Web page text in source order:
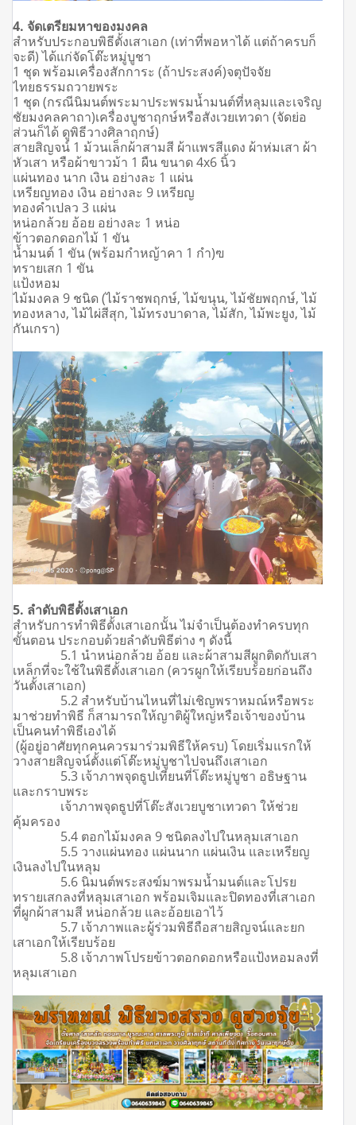
4. จัดเตรียมหาของมงคล
สำหรับประกอบพิธีตั้งเสาเอก (เท่าที่พอหาได้ แต่ถ้าครบก็
จะดี) ได้แก่จัดโต๊ะหมู่บูชา
1 ชุด พร้อมเครื่องสักการะ (ถ้าประสงค์)จตุปัจจัย
ไทยธรรมถวายพระ
1 ชุด (กรณีนิมนต์พระมาประพรมน้ำมนต์ที่หลุมและเจริญ
ชัยมงคลคาถา)เครื่องบูชาฤกษ์หรือสังเวยเทวดา (จัดย่อ
ส่วนก็ได้ ดูพิธีวางศิลาฤกษ์)
สายสิญจน์ 1 ม้วนเล็กผ้าสามสี ผ้าแพรสีแดง ผ้าห่มเสา ผ้า
หัวเสา หรือผ้าขาวม้า 1 ผืน ขนาด 4x6 นิ้ว
แผ่นทอง นาก เงิน อย่างละ 1 แผ่น
เหรียญทอง เงิน อย่างละ 9 เหรียญ
ทองคำเปลว 3 แผ่น
หน่อกล้วย อ้อย อย่างละ 1 หน่อ
ข้าวตอกดอกไม้ 1 ขัน
น้ำมนต์ 1 ขัน (พร้อมกำหญ้าคา 1 กำ)ฃ
ทรายเสก 1 ขัน
แป้งหอม
ไม้มงคล 9 ชนิด (ไม้ราชพฤกษ์, ไม้ขนุน, ไม้ชัยพฤกษ์, ไม้
ทองหลาง, ไม้ไผ่สีสุก, ไม้ทรงบาดาล, ไม้สัก, ไม้พะยูง, ไม้
กันเกรา)
5. ลำดับพิธีตั้งเสาเอก
สำหรับการทำพิธีตั้งเสาเอกนั้น ไม่จำเป็นต้องทำครบทุก
ขั้นตอน ประกอบด้วยลำดับพิธีต่าง ๆ ดังนี้
5.1 นำหน่อกล้วย อ้อย และผ้าสามสีผูกติดกับเสา
เหล็กที่จะใช้ในพิธีตั้งเสาเอก (ควรผูกให้เรียบร้อยก่อนถึง
วันตั้งเสาเอก)
5.2 สำหรับบ้านไหนที่ไม่เชิญพราหมณ์หรือพระ
มาช่วยทำพิธี ก็สามารถให้ญาติผู้ใหญ่หรือเจ้าของบ้าน
เป็นคนทำพิธีเองได้
(ผู้อยู่อาศัยทุกคนควรมาร่วมพิธีให้ครบ) โดยเริ่มแรกให้
วางสายสิญจน์ตั้งแต่โต๊ะหมู่บูชาไปจนถึงเสาเอก
5.3 เจ้าภาพจุดธูปเทียนที่โต๊ะหมู่บูชา อธิษฐาน
และกราบพระ
เจ้าภาพจุดธูปที่โต๊ะสังเวยบูชาเทวดา ให้ช่วย
คุ้มครอง
5.4 ตอกไม้มงคล 9 ชนิดลงไปในหลุมเสาเอก
5.5 วางแผ่นทอง แผ่นนาก แผ่นเงิน และเหรียญ
เงินลงไปในหลุม
5.6 นิมนต์พระสงฆ์มาพรมน้ำมนต์และโปรย
ทรายเสกลงที่หลุมเสาเอก พร้อมเจิมและปิดทองที่เสาเอก
ที่ผูกผ้าสามสี หน่อกล้วย และอ้อยเอาไว้
5.7 เจ้าภาพและผู้ร่วมพิธีถือสายสิญจน์และยก
เสาเอกให้เรียบร้อย
5.8 เจ้าภาพโปรยข้าวตอกดอกหรือแป้งหอมลงที่
หลุมเสาเอก